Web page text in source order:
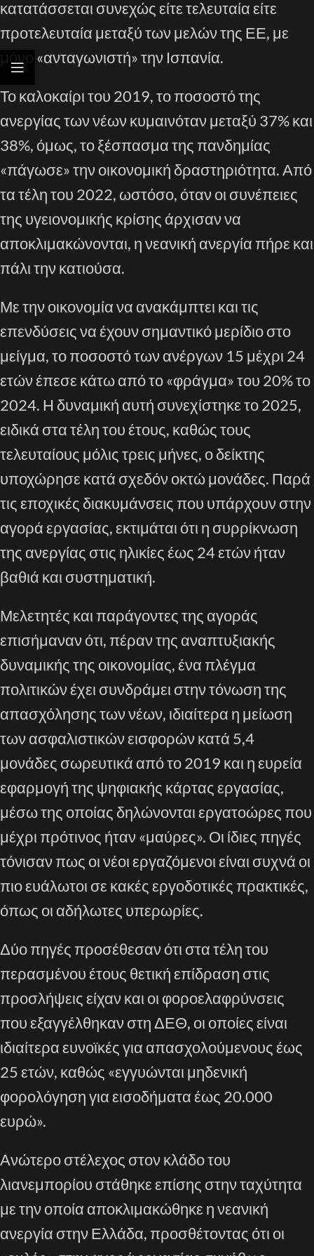
κατατάσσεται συνεχώς είτε τελευταία είτε
προτελευταία μεταξύ των μελών της ΕΕ, με
μόνο «ανταγωνιστή» την Ισπανία.
Το καλοκαίρι του 2019, το ποσοστό της
ανεργίας των νέων κυμαινόταν μεταξύ 37% και
38%, όμως, το ξέσπασμα της πανδημίας
«πάγωσε» την οικονομική δραστηριότητα. Από
τα τέλη του 2022, ωστόσο, όταν οι συνέπειες
της υγειονομικής κρίσης άρχισαν να
αποκλιμακώνονται, η νεανική ανεργία πήρε και
πάλι την κατιούσα.
Με την οικονομία να ανακάμπτει και τις
επενδύσεις να έχουν σημαντικό μερίδιο στο
μείγμα, το ποσοστό των ανέργων 15 μέχρι 24
ετών έπεσε κάτω από το «φράγμα» του 20% το
2024. Η δυναμική αυτή συνεχίστηκε το 2025,
ειδικά στα τέλη του έτους, καθώς τους
τελευταίους μόλις τρεις μήνες, ο δείκτης
υποχώρησε κατά σχεδόν οκτώ μονάδες. Παρά
τις εποχικές διακυμάνσεις που υπάρχουν στην
αγορά εργασίας, εκτιμάται ότι η συρρίκνωση
της ανεργίας στις ηλικίες έως 24 ετών ήταν
βαθιά και συστηματική.
Μελετητές και παράγοντες της αγοράς
επισήμαναν ότι, πέραν της αναπτυξιακής
δυναμικής της οικονομίας, ένα πλέγμα
πολιτικών έχει συνδράμει στην τόνωση της
απασχόλησης των νέων, ιδιαίτερα η μείωση
των ασφαλιστικών εισφορών κατά 5,4
μονάδες σωρευτικά από το 2019 και η ευρεία
εφαρμογή της ψηφιακής κάρτας εργασίας,
μέσω της οποίας δηλώνονται εργατοώρες που
μέχρι πρότινος ήταν «μαύρες». Οι ίδιες πηγές
τόνισαν πως οι νέοι εργαζόμενοι είναι συχνά οι
πιο ευάλωτοι σε κακές εργοδοτικές πρακτικές,
όπως οι αδήλωτες υπερωρίες.
Δύο πηγές προσέθεσαν ότι στα τέλη του
περασμένου έτους θετική επίδραση στις
προσλήψεις είχαν και οι φοροελαφρύνσεις
που εξαγγέλθηκαν στη ΔΕΘ, οι οποίες είναι
ιδιαίτερα ευνοϊκές για απασχολούμενους έως
25 ετών, καθώς «εγγυώνται μηδενική
φορολόγηση για εισοδήματα έως 20.000
ευρώ».
Ανώτερο στέλεχος στον κλάδο του
λιανεμπορίου στάθηκε επίσης στην ταχύτητα
με την οποία αποκλιμακώθηκε η νεανική
ανεργία στην Ελλάδα, προσθέτοντας ότι οι